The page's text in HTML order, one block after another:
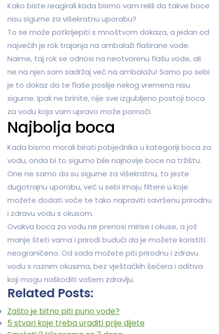
Kako biste reagirali kada bismo vam rekli da takve boce
nisu sigurne za višekratnu uporabu?
To se može potkrijepiti s mnoštvom dokaza, a jedan od
najvećih je rok trajanja na ambalaži flaširane vode.
Naime, taj rok se odnosi na neotvorenu flašu vode, ali
ne na njen sam sadržaj već na ambalažu! Samo po sebi
je to dokaz da te flaše poslije nekog vremena nisu
sigurne. Ipak ne brinite, nije sve izgubljeno postoji boca
za vodu koja vam upravo može pomoći.
Najbolja boca
Kada bismo morali birati pobjednika u kategoriji boca za
vodu, onda bi to sigurno bile najnovije boce na tržištu.
One ne samo da su sigurne za višekratnu, to jeste
dugotrajnu uporabu, već u sebi imaju filtere u koje
možete dodati voće te tako napraviti savršenu prirodnu
i zdravu vodu s okusom.
Ovakva boca za vodu ne prenosi mirise i okuse, a još
manje šteti vama i prirodi budući da je možete koristiti
neograničeno. Od sada možete piti prirodnu i zdravu
vodu s raznim okusima, bez vještačkih šećera i aditiva
koji mogu naškoditi vašem zdravlju.
Related Posts:
Zašto je bitno piti puno vode?
5 stvari koje treba uraditi prije dijete